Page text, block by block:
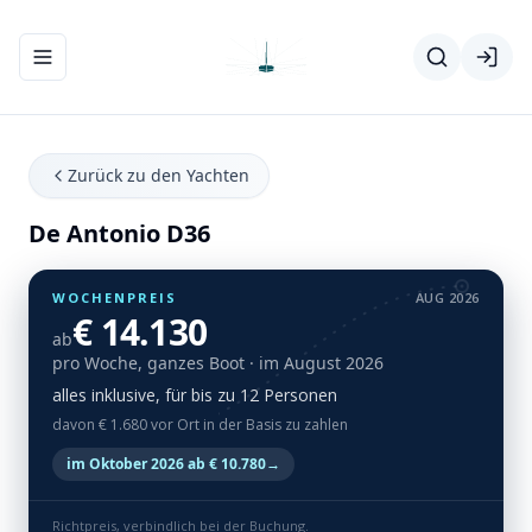
Navigationsmenü ein-/ausblenden
Zurück zu den Yachten
De Antonio D36
WOCHENPREIS AUG 2026
ab€ 14.130
pro Woche, ganzes Boot · im August 2026
alles inklusive, für bis zu 12 Personen
davon € 1.680 vor Ort in der Basis zu zahlen
im Oktober 2026 ab € 10.780→
Richtpreis, verbindlich bei der Buchung.